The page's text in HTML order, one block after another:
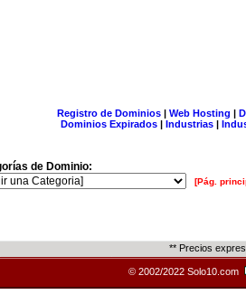
Registro de Dominios| Web Hosting |
Dominios Expirados | Industrias |
de Dominio:
[Pág.
** Precios
© 2002/2022 Solo10.com